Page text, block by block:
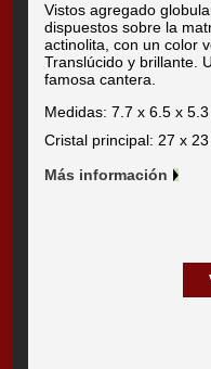
Vistos agregado
dispuestos sobre la
actinolita, con un color
Translúcido y brillante.
famosa cantera.
Medidas: 7.7 x 6.5 x
Cristal principal: 27 x
Más información